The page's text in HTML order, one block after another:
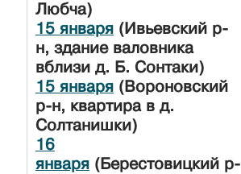
Любча)
15 января (Ивьевский р-
н, здание валовника
вблизи д. Б. Сонтаки)
15 января (Вороновский
р-н, квартира в д.
Солтанишки)
16
января (Берестовицкий р-